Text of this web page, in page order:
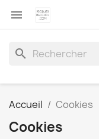

search
Accueil Cookies
Cookies